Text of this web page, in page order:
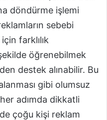
döndürme işlemi
sebebi
farklılık
öğrenebilmek
destek alınabilir. Bu
gibi olumsuz
adımda dikkatli
çoğu kişi reklam